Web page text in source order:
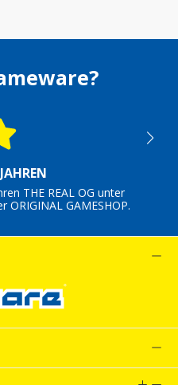
THE REAL OG unter
ORIGINAL GAMESHOP.